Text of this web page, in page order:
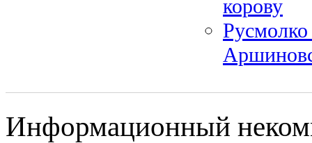
корову
Информационный